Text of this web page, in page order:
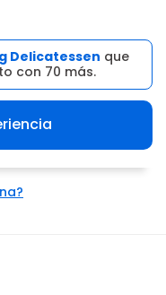
Delicatessen que
con 70 más.